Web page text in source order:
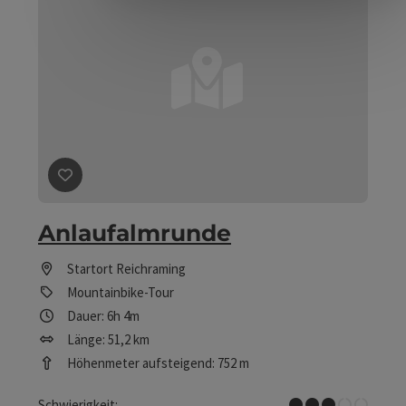
Beitrag merken
Anlaufalmrunde
Startort Reichraming
Mountainbike-Tour
Dauer: 6h 4m
Länge: 51,2 km
Höhenmeter aufsteigend: 752 m